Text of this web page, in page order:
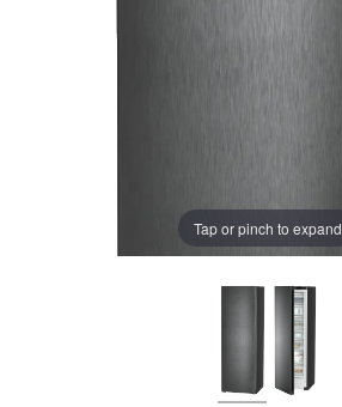
Tap or pinch to expand